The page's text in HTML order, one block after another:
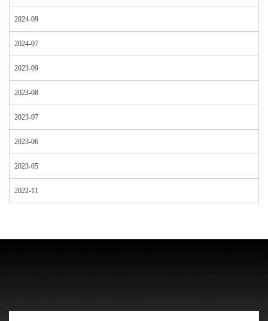
2024-09
2024-07
2023-09
2023-08
2023-07
2023-06
2023-05
2022-11